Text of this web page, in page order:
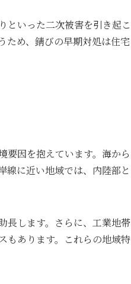
といった二次被害を引き起こ
ため、錆びの早期対処は住宅
要因を抱えています。海から
線に近い地域では、内陸部と
長します。さらに、工業地帯
もあります。これらの地域特